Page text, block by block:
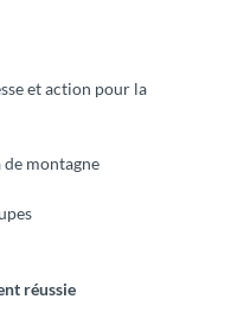
et action pour la
de montagne
réussie